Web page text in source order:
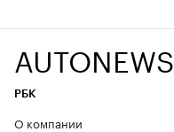
AUTONEWS
РБК
О компании